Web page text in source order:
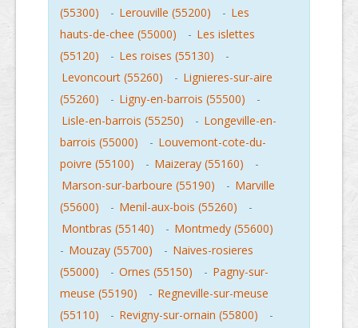
(55300)
- Lerouville (55200) - Les
hauts-de-chee (55000)
- Les islettes
(55120)
- Les roises (55130)
-
Levoncourt (55260)
- Lignieres-sur-aire
(55260)
- Ligny-en-barrois (55500)
-
Lisle-en-barrois (55250)
- Longeville-en-
barrois (55000)
- Louvemont-cote-du-
poivre (55100)
- Maizeray (55160)
-
Marson-sur-barboure (55190)
- Marville
(55600)
- Menil-aux-bois (55260)
-
Montbras (55140)
- Montmedy (55600)
- Mouzay (55700) - Naives-rosieres
(55000)
- Ornes (55150) - Pagny-sur-
meuse (55190)
- Regneville-sur-meuse
(55110)
- Revigny-sur-ornain (55800)
-